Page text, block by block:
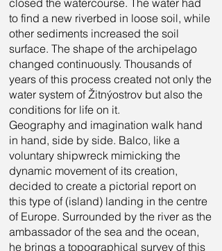
closed the watercourse. The water had
to find a new riverbed in loose soil, while
other sediments increased the soil
surface. The shape of the archipelago
changed continuously. Thousands of
years of this process created not only the
water system of Žitnýostrov but also the
conditions for life on it.
Geography and imagination walk hand
in hand, side by side. Balco, like a
voluntary shipwreck mimicking the
dynamic movement of its creation,
decided to create a pictorial report on
this type of (island) landing in the centre
of Europe. Surrounded by the river as the
ambassador of the sea and the ocean,
he brings a topographical survey of this